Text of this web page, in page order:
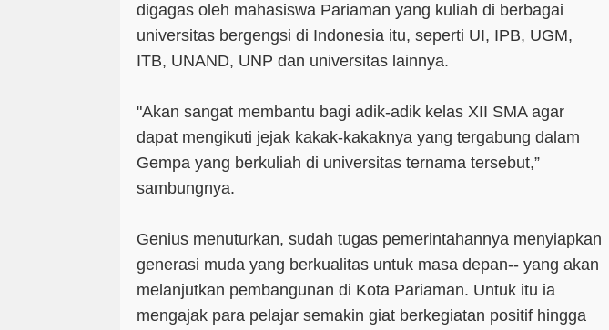
digagas oleh mahasiswa Pariaman yang kuliah di berbagai
universitas bergengsi di Indonesia itu, seperti UI, IPB, UGM,
ITB, UNAND, UNP dan universitas lainnya.
"Akan sangat membantu bagi adik-adik kelas XII SMA agar
dapat mengikuti jejak kakak-kakaknya yang tergabung dalam
Gempa yang berkuliah di universitas ternama tersebut,”
sambungnya.
Genius menuturkan, sudah tugas pemerintahannya menyiapkan
generasi muda yang berkualitas untuk masa depan-- yang akan
melanjutkan pembangunan di Kota Pariaman. Untuk itu ia
mengajak para pelajar semakin giat berkegiatan positif hingga